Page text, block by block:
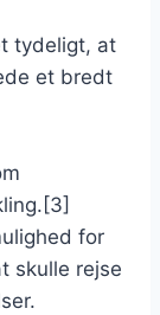
tydeligt, at
et bredt
for
skulle rejse